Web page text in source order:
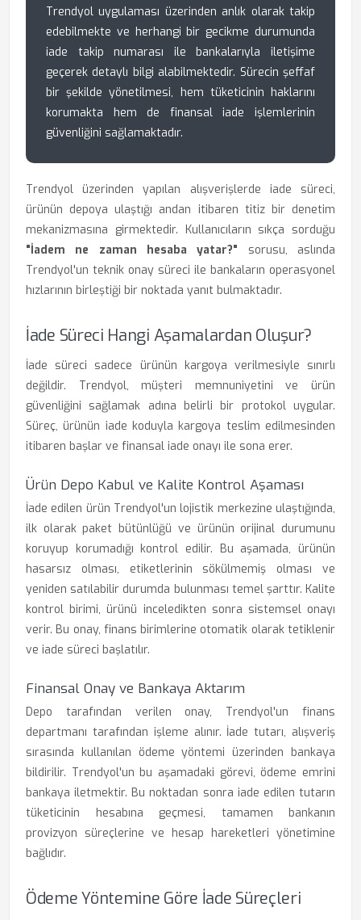
Trendyol uygulaması üzerinden anlık olarak takip
edebilmekte ve herhangi bir gecikme durumunda
iade takip numarası ile bankalarıyla iletişime
geçerek detaylı bilgi alabilmektedir. Sürecin şeffaf
bir şekilde yönetilmesi, hem tüketicinin haklarını
korumakta hem de finansal iade işlemlerinin
güvenliğini sağlamaktadır.
Trendyol üzerinden yapılan alışverişlerde iade süreci,
ürünün depoya ulaştığı andan itibaren titiz bir denetim
mekanizmasına girmektedir. Kullanıcıların sıkça sorduğu
"İadem ne zaman hesaba yatar?" sorusu, aslında
Trendyol'un teknik onay süreci ile bankaların operasyonel
hızlarının birleştiği bir noktada yanıt bulmaktadır.
İade Süreci Hangi Aşamalardan Oluşur?
İade süreci sadece ürünün kargoya verilmesiyle sınırlı
değildir. Trendyol, müşteri memnuniyetini ve ürün
güvenliğini sağlamak adına belirli bir protokol uygular.
Süreç, ürünün iade koduyla kargoya teslim edilmesinden
itibaren başlar ve finansal iade onayı ile sona erer.
Ürün Depo Kabul ve Kalite Kontrol Aşaması
İade edilen ürün Trendyol'un lojistik merkezine ulaştığında,
ilk olarak paket bütünlüğü ve ürünün orijinal durumunu
koruyup korumadığı kontrol edilir. Bu aşamada, ürünün
hasarsız olması, etiketlerinin sökülmemiş olması ve
yeniden satılabilir durumda bulunması temel şarttır. Kalite
kontrol birimi, ürünü inceledikten sonra sistemsel onayı
verir. Bu onay, finans birimlerine otomatik olarak tetiklenir
ve iade süreci başlatılır.
Finansal Onay ve Bankaya Aktarım
Depo tarafından verilen onay, Trendyol'un finans
departmanı tarafından işleme alınır. İade tutarı, alışveriş
sırasında kullanılan ödeme yöntemi üzerinden bankaya
bildirilir. Trendyol'un bu aşamadaki görevi, ödeme emrini
bankaya iletmektir. Bu noktadan sonra iade edilen tutarın
tüketicinin hesabına geçmesi, tamamen bankanın
provizyon süreçlerine ve hesap hareketleri yönetimine
bağlıdır.
Ödeme Yöntemine Göre İade Süreçleri